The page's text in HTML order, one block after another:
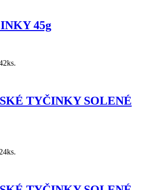
45g
TYČINKY SOLENÉ